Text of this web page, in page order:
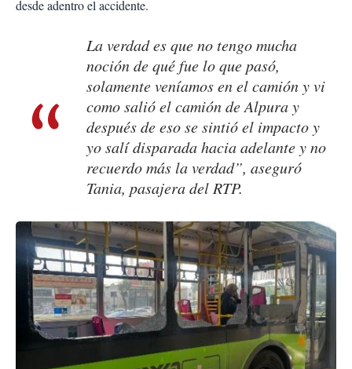
desde adentro el accidente.
La verdad es que no tengo mucha
noción de qué fue lo que pasó,
solamente veníamos en el camión y vi
como salió el camión de Alpura y
después de eso se sintió el impacto y
yo salí disparada hacia adelante y no
recuerdo más la verdad”, aseguró
Tania, pasajera del RTP.